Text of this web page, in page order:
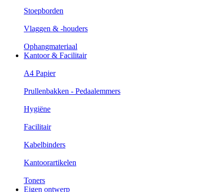
Stoepborden
Vlaggen & -houders
Ophangmateriaal
Kantoor & Facilitair
A4 Papier
Prullenbakken - Pedaalemmers
Hygiëne
Facilitair
Kabelbinders
Kantoorartikelen
Toners
Eigen ontwerp